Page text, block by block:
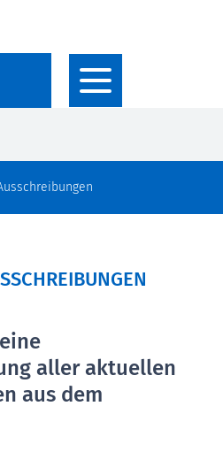
aller aktuellen
aus dem